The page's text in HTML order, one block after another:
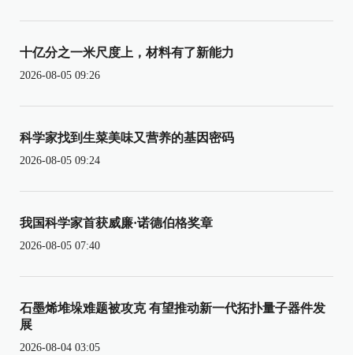
十亿分之一米尺度上，材料有了新能力
2026-08-05 09:26
科学家找到生菜美味又营养的基因密码
2026-08-05 09:24
我国科学家首获威廉·诺德伯格奖章
2026-08-05 07:40
石墨烯堆垛难题被攻克 有望推动新一代拓扑量子器件发
展
2026-08-04 03:05